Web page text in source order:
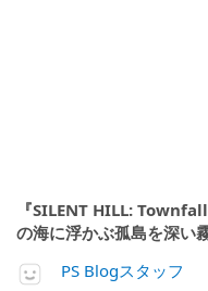
『SILENT HILL:
の海に浮かぶ孤島を深い
PS Blogスタッフ